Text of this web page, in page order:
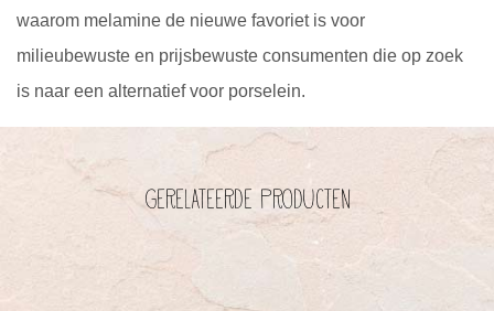
waarom melamine de nieuwe favoriet is voor
milieubewuste en prijsbewuste consumenten die op zoek
is naar een alternatief voor porselein.
Gerelateerde producten